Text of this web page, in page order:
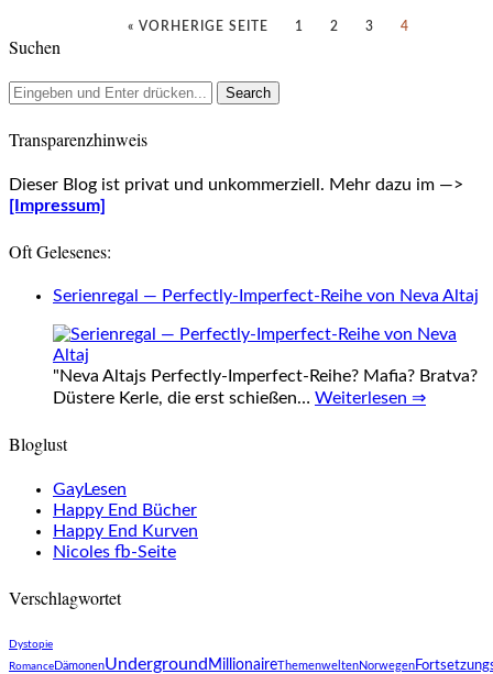
« VORHERIGE SEITE 1 2 3 4
Suchen
Transparenzhinweis
Dieser Blog ist privat und unkommerziell. Mehr dazu im —>
[Impressum]
Oft Gelesenes:
Serienregal — Perfectly-Imperfect-Reihe von Neva Altaj
"Neva Altajs Perfectly-Imperfect-Reihe? Mafia? Bratva?
Düstere Kerle, die erst schießen… Weiterlesen ⇒
Bloglust
GayLesen
Happy End Bücher
Happy End Kurven
Nicoles fb-Seite
Verschlagwortet
Dystopie
Romance DämonenUnderground MillionaireThemenweltenNorwegen